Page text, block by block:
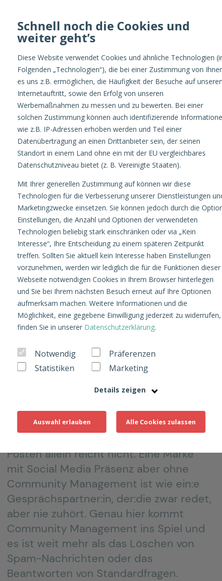
Schnell noch die Cookies und
weiter geht’s
Diese Website verwendet Cookies und ähnliche Technologien
Folgenden „Technologien“), die bei einer Zustimmung von
es uns z.B. ermöglichen, die Häufigkeit der Besuche auf
Internetauftritt, sowie den Erfolg von unseren
Werbemaßnahmen zu messen und zu bewerten. Bei einer
solchen Zustimmung können auch identifizierende
wie z.B. IP-Adressen erhoben werden und Teil einer
Datenübertragung an einen Drittanbieter sein, der seinen
Standort in einem Land ohne ein mit der EU vergleichbares
Datenschutzniveau bietet (z. B. Vereinigte Staaten).
Mit Ihrer generellen Zustimmung auf können wir diese
Technologien für die Verbesserung unserer Dienstleistungen
Marketingzwecke einsetzen. Sie können jedoch durch die
Einstellungen, die Anzahl und Optionen der verwendeten
Technologien beliebig stark einschränken oder via „Kein
Interesse“, Ihre Entscheidung zu einem späteren Zeitpunkt
treffen. Sollten Sie aktuell kein Interesse haben Einstellungen
vorzunehmen, werden wir lediglich die für die Funktionen dieser
Webseite notwendigen Cookies in Ihrem Browser hinterlegen
und Sie bei Ihrem nächsten Besuch erneut auf Ihre Optionen
aufmerksam machen. Weitere Informationen und die
Möglichkeit, eine gegebene Einwilligung jederzeit zu widerrufen,
finden Sie in unserer Datenschutzerklärung.
Notwendig
Präferenzen
Statistiken
Marketing
Details zeigen
Auswahl erlauben Alle Cookies zulassen
Optimize
OPTIMIZE Community Management auf Social Media: Mehr als nur Kommentare beantworten
Community Management
auf Social Media: Mehr als
nur Kommentare
beantworten
Community Management 29. Juni 2026
Geschrieben von Hannah Griesmayr
Posten allein reicht nicht. Eine Marke
mit Social Media Präsenz aber ohne
Community Management ist wie ein:e
Gesprächspartner:in, der:die zwar redet,
aber nie zuhört. Genau hier kommt
Community Management ins Spiel und
es ist weit mehr als das Löschen von
Spam-Nachrichten oder das
Beantworten von Standardfragen.